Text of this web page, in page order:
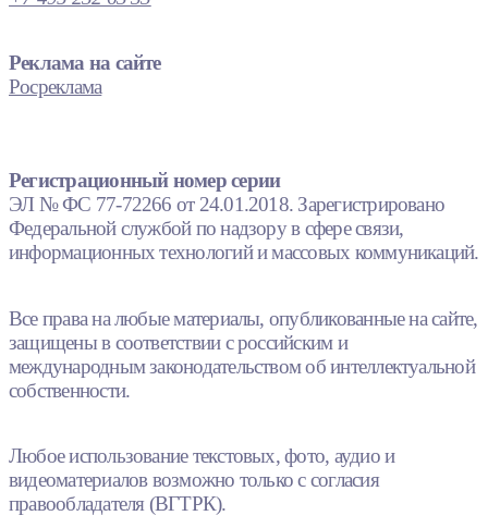
Реклама на сайте
Росреклама
Регистрационный номер серии
ЭЛ № ФС 77-72266 от 24.01.2018. Зарегистрировано
Федеральной службой по надзору в сфере связи,
информационных технологий и массовых коммуникаций.
Все права на любые материалы, опубликованные на сайте,
защищены в соответствии с российским и
международным законодательством об интеллектуальной
собственности.
Любое использование текстовых, фото, аудио и
видеоматериалов возможно только с согласия
правообладателя (ВГТРК).